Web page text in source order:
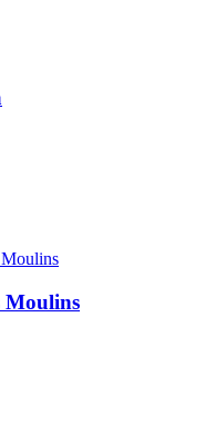
Moulins